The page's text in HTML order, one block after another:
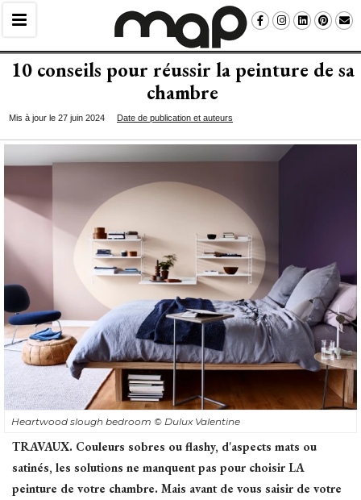
10 conseils pour réussir la peinture de sa
chambre
Mis à jour le 27 juin 2024 Date de publication et auteurs
Heartwood slough bedroom © Dulux Valentine
TRAVAUX. Couleurs sobres ou flashy, d'aspects mats ou
satinés, les solutions ne manquent pas pour choisir LA
peinture de votre chambre. Mais avant de vous saisir de votre